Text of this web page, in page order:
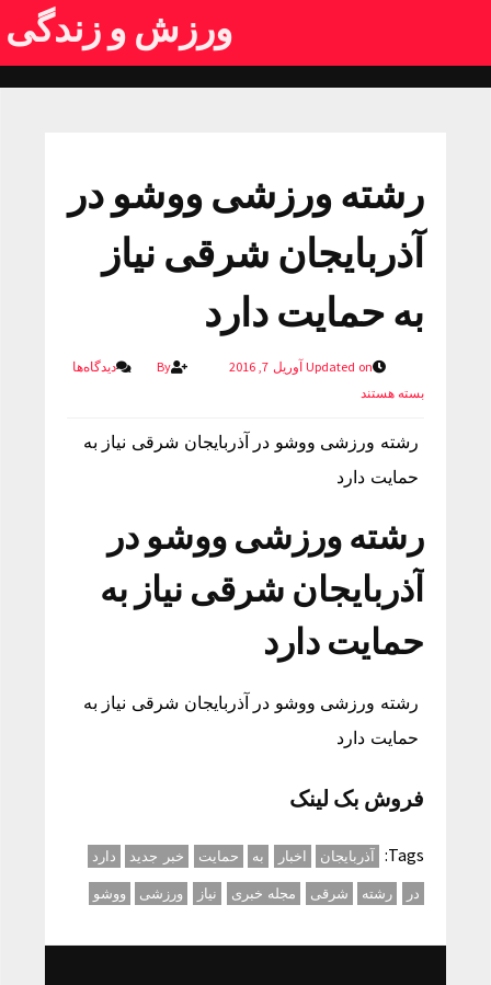
ورزش و زندگی
رشته ورزشی ووشو در
آذربایجان شرقی نیاز
به حمایت دارد
Updated on آوریل 7, 2016 By
دیدگاه‌ها
بسته هستند
رشته ورزشی ووشو در آذربایجان شرقی نیاز به
حمایت دارد
رشته ورزشی ووشو در
آذربایجان شرقی نیاز به
حمایت دارد
رشته ورزشی ووشو در آذربایجان شرقی نیاز به
حمایت دارد
فروش بک لینک
Tags: آذربایجان اخبار به حمایت خبر جدید
دارد
در
رشته شرقی مجله خبری نیاز ورزشی ووشو